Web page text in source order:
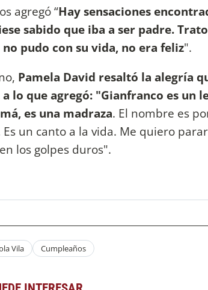
agregó “Hay sensaciones
sabido que iba a ser padre.
pudo con su vida, no era feliz".
Pamela David resaltó la alegría
lo que agregó: "Gianfranco es un
es una madraza. El nombre es
un canto a la vida. Me quiero
los golpes duros".
Vila Cumpleaños